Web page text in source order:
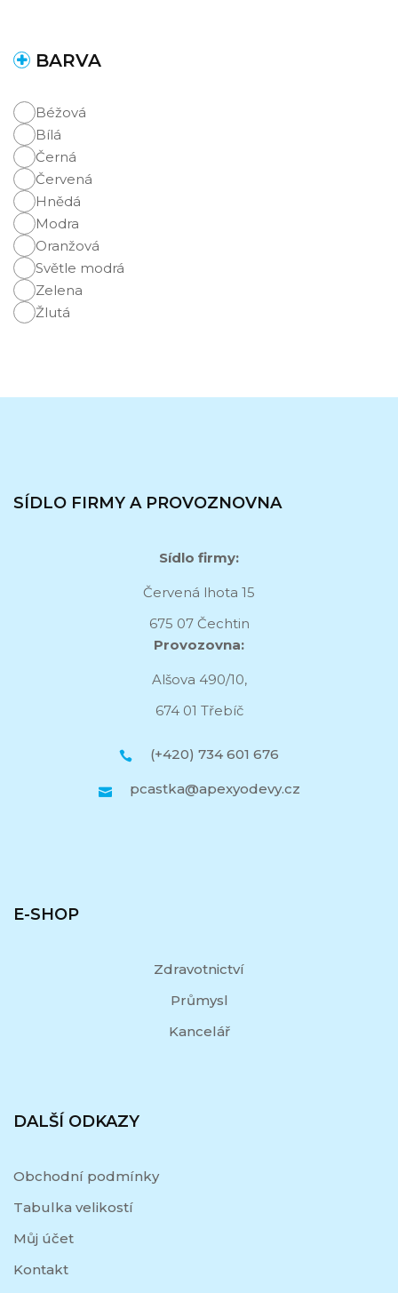
BARVA
Béžová
Bílá
Černá
Červená
Hnědá
Modra
Oranžová
Světle modrá
Zelena
Žlutá
SÍDLO FIRMY A PROVOZNOVNA
Sídlo firmy:
Červená lhota 15
675 07 Čechtin
Provozovna:
Alšova 490/10,
674 01 Třebíč
(+420) 734 601 676
pcastka@apexyodevy.cz
E-SHOP
Zdravotnictví
Průmysl
Kancelář
DALŠÍ ODKAZY
Obchodní podmínky
Tabulka velikostí
Můj účet
Kontakt